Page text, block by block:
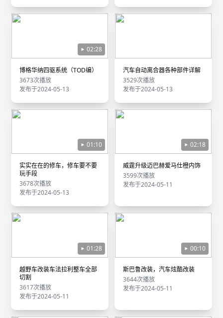
02:28
博格华纳四驱系统（TOD编）
3673次播放
发布于2024-05-13
汽车自动离合器各种部件详解
3529次播放
发布于2024-05-13
01:10
实实在在的修车，修车要不要
玩手段
3678次播放
发布于2024-05-13
02:18
威霆升级迈巴赫爱马仕橙内饰
3599次播放
发布于2024-05-11
01:28
越野车改装车法拉利整车全部
切割
3617次播放
发布于2024-05-11
00:10
斯巴鲁改装，汽车炫酷改装
3644次播放
发布于2024-05-11